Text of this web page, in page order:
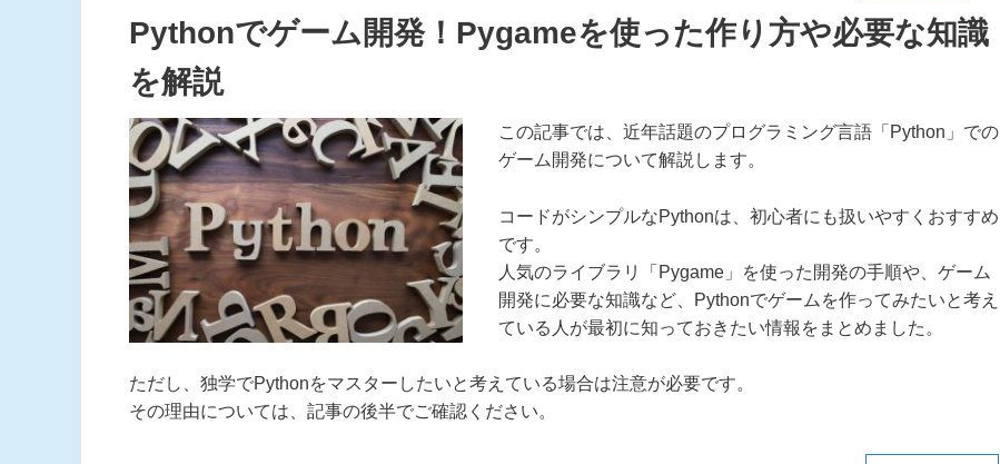
Pythonでゲーム開発！Pygameを使った作り方や必要な知識
を解説
この記事では、近年話題のプログラミング言語「Python」での
ゲーム開発について解説します。
コードがシンプルなPythonは、初心者にも扱いやすくおすすめ
です。
人気のライブラリ「Pygame」を使った開発の手順や、ゲーム
開発に必要な知識など、Pythonでゲームを作ってみたいと考え
ている人が最初に知っておきたい情報をまとめました。
ただし、独学でPythonをマスターしたいと考えている場合は注意が必要です。
その理由については、記事の後半でご確認ください。